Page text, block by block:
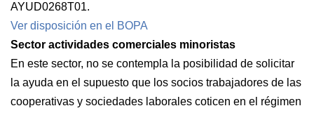
AYUD0268T01.
Ver disposición en el BOPA
Sector actividades comerciales minoristas
En este sector, no se contempla la posibilidad de solicitar
la ayuda en el supuesto que los socios trabajadores de las
cooperativas y sociedades laborales coticen en el régimen